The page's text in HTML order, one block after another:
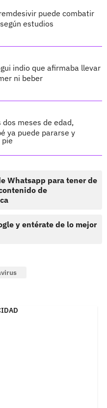
puede combatir
estudios
indio que afirmaba llevar
ni beber
dos meses de edad,
ya puede pararse y
Whatsapp para tener de
de
y entérate de lo mejor